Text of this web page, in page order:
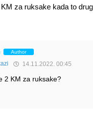
za ruksake kada to
Author
14.11.2022. 00:45
2 KM za ruksake?